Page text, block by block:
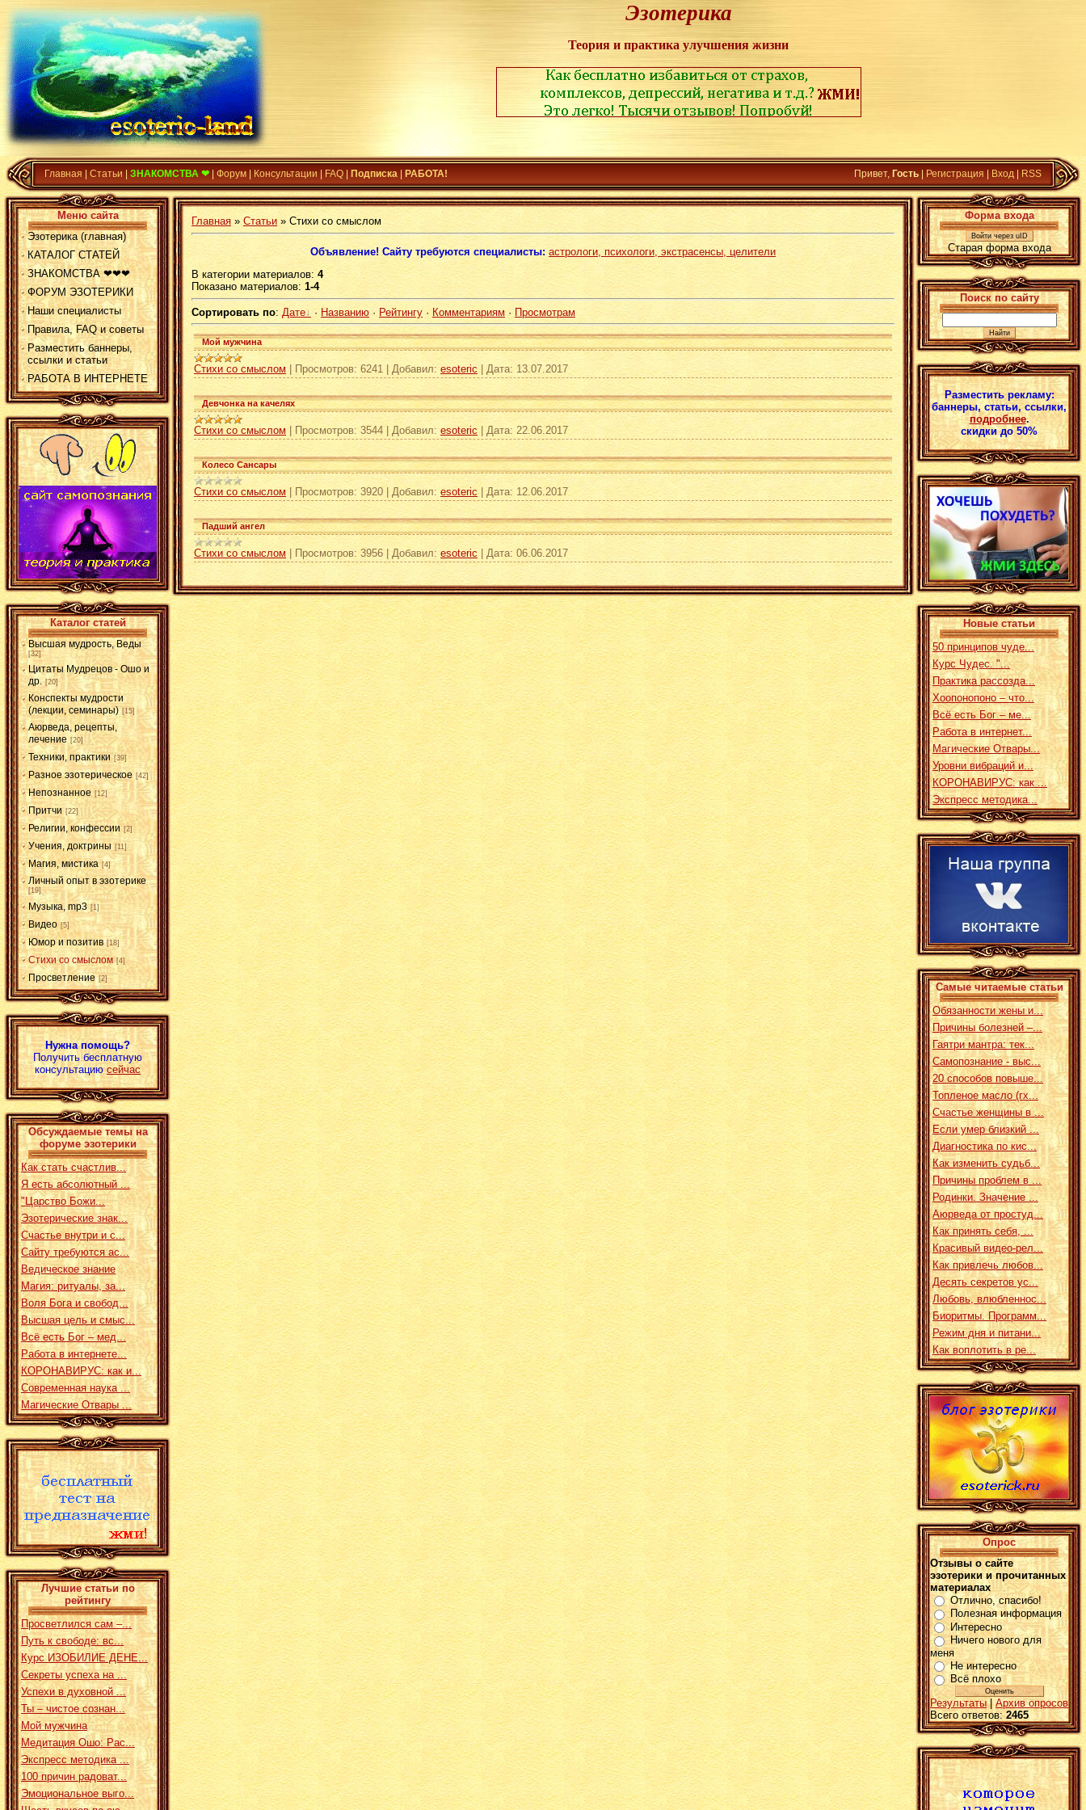
Эзотерика
Теория и практика улучшения жизни
Главная Статьи ЗНАКОМСТВА ❤ Форум Консультации FAQ Подписка РАБОТА! Привет, Гость Регистрация Вход RSS
Меню сайта
Эзотерика (главная)
КАТАЛОГ СТАТЕЙ
ЗНАКОМСТВА ❤❤❤
ФОРУМ ЭЗОТЕРИКИ
Наши специалисты
Правила, FAQ и советы
Разместить баннеры,
ссылки и статьи
РАБОТА В ИНТЕРНЕТЕ
Каталог статей
Высшая мудрость, Веды
[32]
Цитаты Мудрецов - Ошо и
др. [20]
Конспекты мудрости
(лекции, семинары) [15]
Аюрведа, рецепты,
лечение [20]
Техники, практики [39]
Разное эзотерическое [42]
Непознанное [12]
Притчи [22]
Религии, конфессии [2]
Учения, доктрины [11]
Магия, мистика [4]
Личный опыт в эзотерике
[19]
Музыка, mp3 [1]
Видео [5]
Юмор и позитив [18]
Стихи со смыслом [4]
Просветление [2]
Нужна помощь?
Получить бесплатную
консультациюсейчас
Обсуждаемые темы на
форуме эзотерики
Как стать счастлив...
Я есть абсолютный ...
"Царство Божи...
Эзотерические знак...
Счастье внутри и с...
Сайту требуются ас...
Ведическое знание
Магия: ритуалы, за...
Воля Бога и свобод...
Высшая цель и смыс...
Всё есть Бог – мед...
Работа в интернете...
КОРОНАВИРУС: как и...
Современная наука ...
Магические Отвары ...
Лучшие статьи по
рейтингу
Просветлился сам –...
Путь к свободе: вс...
Курс ИЗОБИЛИЕ ДЕНЕ...
Секреты успеха на ...
Успехи в духовной ...
Ты – чистое сознан...
Мой мужчина
Медитация Ошо: Рас...
Экспресс методика ...
100 причин радоват...
Эмоциональное выго...
Главная » Статьи » Стихи со смыслом
Объявление! Сайту требуются специалисты: астрологи, психологи, экстрасенсы, целители
В категории материалов: 4
Показано материалов: 1-4
Сортировать по: Дате · Названию · Рейтингу · Комментариям · Просмотрам
Мой мужчина
Стихи со смыслом| Просмотров: 6241 | Добавил: esoteric Дата: 13.07.2017
Девчонка на качелях
Стихи со смыслом| Просмотров: 3544| Добавил: esoteric Дата: 22.06.2017
Колесо Сансары
Стихи со смыслом Просмотров: 3920 Добавил: esoteric Дата: 12.06.2017
Падший ангел
Стихи со смыслом Просмотров: 3956 Добавил: esoteric Дата: 06.06.2017
Форма входа
Войти через uID
Старая форма входа
Поиск по сайту
Разместить рекламу:
баннеры, статьи, ссылки,
подробнее.
скидки до 50%
Новые статьи
50 принципов чуде...
Курс Чудес. "...
Практика рассозда...
Хоопонопоно – что...
Всё есть Бог – ме...
Работа в интернет...
Магические Отвары...
Уровни вибраций и...
КОРОНАВИРУС: как ...
Экспресс методика...
Самые читаемые статьи
Обязанности жены и...
Причины болезней –...
Гаятри мантра: тек...
Самопознание - выс...
20 способов повыше...
Топленое масло (гх...
Счастье женщины в ...
Если умер близкий ...
Диагностика по кис...
Как изменить судьб...
Причины проблем в ...
Родинки. Значение ...
Аюрведа от простуд...
Как принять себя, ...
Красивый видео-рел...
Как привлечь любов...
Десять секретов ус...
Любовь, влюбленнос...
Биоритмы. Программ...
Режим дня и питани...
Как воплотить в ре...
Опрос
Отзывы о сайте
эзотерики и прочитанных
материалах
Отлично, спасибо!
Полезная информация
Интересно
Ничего нового для
меня
Не интересно
Всё плохо
Результаты|Архив опросов
Всего ответов: 2465